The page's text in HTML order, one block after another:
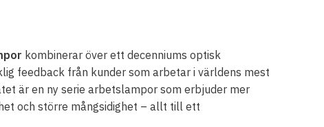
kombinerar över ett decenniums optisk
feedback från kunder som arbetar i världens mest
är en ny serie arbetslampor som erbjuder mer
och större mångsidighet – allt till ett